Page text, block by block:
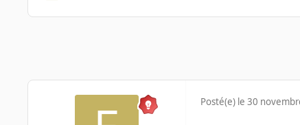
Posté(e) le 30